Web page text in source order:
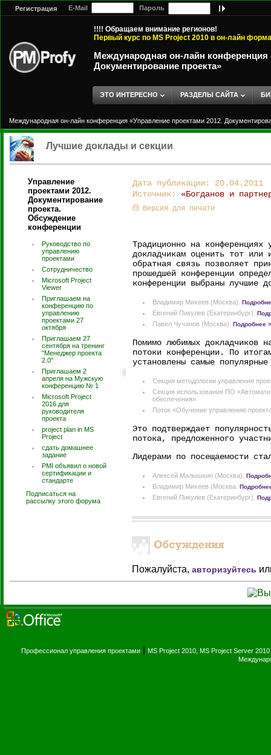
Регистрация E-Mail Пароль
!!!! Обращаем внимание регионов!
Первый курс по MS Project 2010 в он-лайн
Международная он-лайн конференция
Документирование проекта»
ЭТО ИНТЕРЕСНО РАЗДЕЛЫ САЙТА
Международная он-лайн конференция «Управление проектами 2012.
Лучшие доклады и секции
Управление
проектами 2012.
Документирование
проекта.
Обсуждение
конференции
Руководство по
управлению
проектами
Сотрудничество
Microsoft Project
Viewer
Приглашаем на
конференцию по
управлению
проектами 27
октября
Приглашаем 27
сентября на тренинг
"Менеджер проекта
2.0"
Приглашаем 2
апреля на Мужскую
конференцию № 1
Microsoft Project
2016 для
руководителя
проекта
project plan in MS
Project
сдать домашнее
задание
PMI объявил о новой
сертификации и
стандарте
Подписаться на
рассылку этого форума
Дата публикации: 20.04.2011
Источник: «Богданов и
Версия для печати
Традиционно на
докладчикам оценить тот или
обратная связь позволяет
прошедшей конференции
конференции выбраны лучшие
Владимир Михеев (Москва).
Евгений Пикулев (Екатеринбург).
Павел Чучанов (Москва). Подробнее
Помимо любимых докладчиков
потоки конференции. По
установлены самые
Секция методологии управления
Секция использования ПО
обеспечения».
Поток «Обучение управлению
Это подтверждает
потока, предложенного
Лидерами по посещаемости
Алексей Малышкин (Москва).
Владимир Михеев (Москва.
Евгений Пикулев (Екатеринбург).
Пожалуйста, авторизуйтесь
Профессионал управления проектами MS Project 2010, MS Project Server 2010